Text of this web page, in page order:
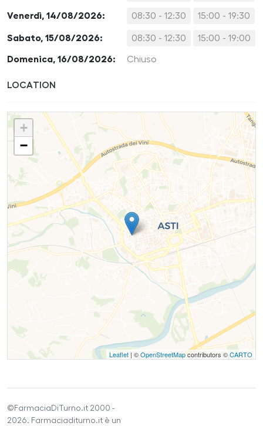
Venerdì, 14/08/2026: 08:30 - 12:30 15:00 - 19:30
Sabato, 15/08/2026: 08:30 - 12:30 15:00 - 19:00
Domenica, 16/08/2026: Chiuso
LOCATION
+
−
Leaflet | ©OpenStreetMapcontributors ©CARTO
©FarmaciaDiTurno.it 2000 -
2026. Farmaciaditurno.it è un